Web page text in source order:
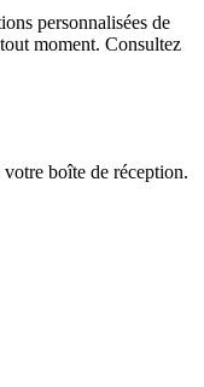
personnalisées de
moment. Consultez
boîte de réception.